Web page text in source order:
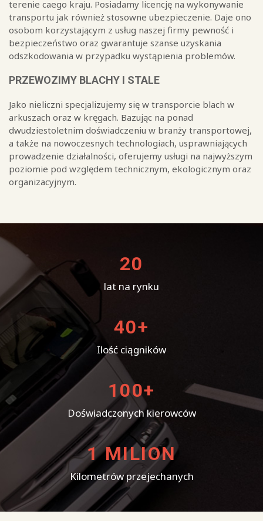
terenie caego kraju. Posiadamy licencję na wykonywanie
transportu jak również stosowne ubezpieczenie. Daje ono
osobom korzystającym z usług naszej firmy pewność i
bezpieczeństwo oraz gwarantuje szanse uzyskania
odszkodowania w przypadku wystąpienia problemów.
PRZEWOZIMY BLACHY I STALE
Jako nieliczni specjalizujemy się w transporcie blach w
arkuszach oraz w kręgach. Bazując na ponad
dwudziestoletnim doświadczeniu w branży transportowej,
a także na nowoczesnych technologiach, usprawniających
prowadzenie działalności, oferujemy usługi na najwyższym
poziomie pod względem technicznym, ekologicznym oraz
organizacyjnym.
20
lat na rynku
40+
Ilość ciągników
100+
Doświadczonych kierowców
1 MILION
Kilometrów przejechanych